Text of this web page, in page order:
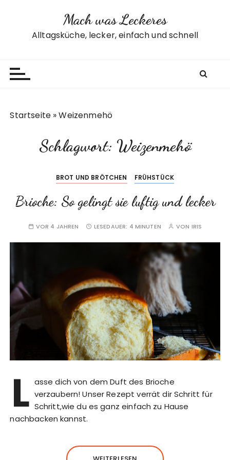
Mach was Leckeres
Alltagsküche, lecker, einfach und schnell
Startseite »Weizenmehö
Schlagwort: Weizenmehö
BROT UND BRÖTCHEN FRÜHSTÜCK
Brioche: So gelingt sie luftig und lecker
VOR 4 JAHREN LESEDAUER: 4 MINUTEN VON IRIS
L asse dich von dem Duft des Brioche
verzaubern! Unser Rezept verrät dir Schritt für
Schritt,wie du es ganz einfach zu Hause
nachbacken kannst.